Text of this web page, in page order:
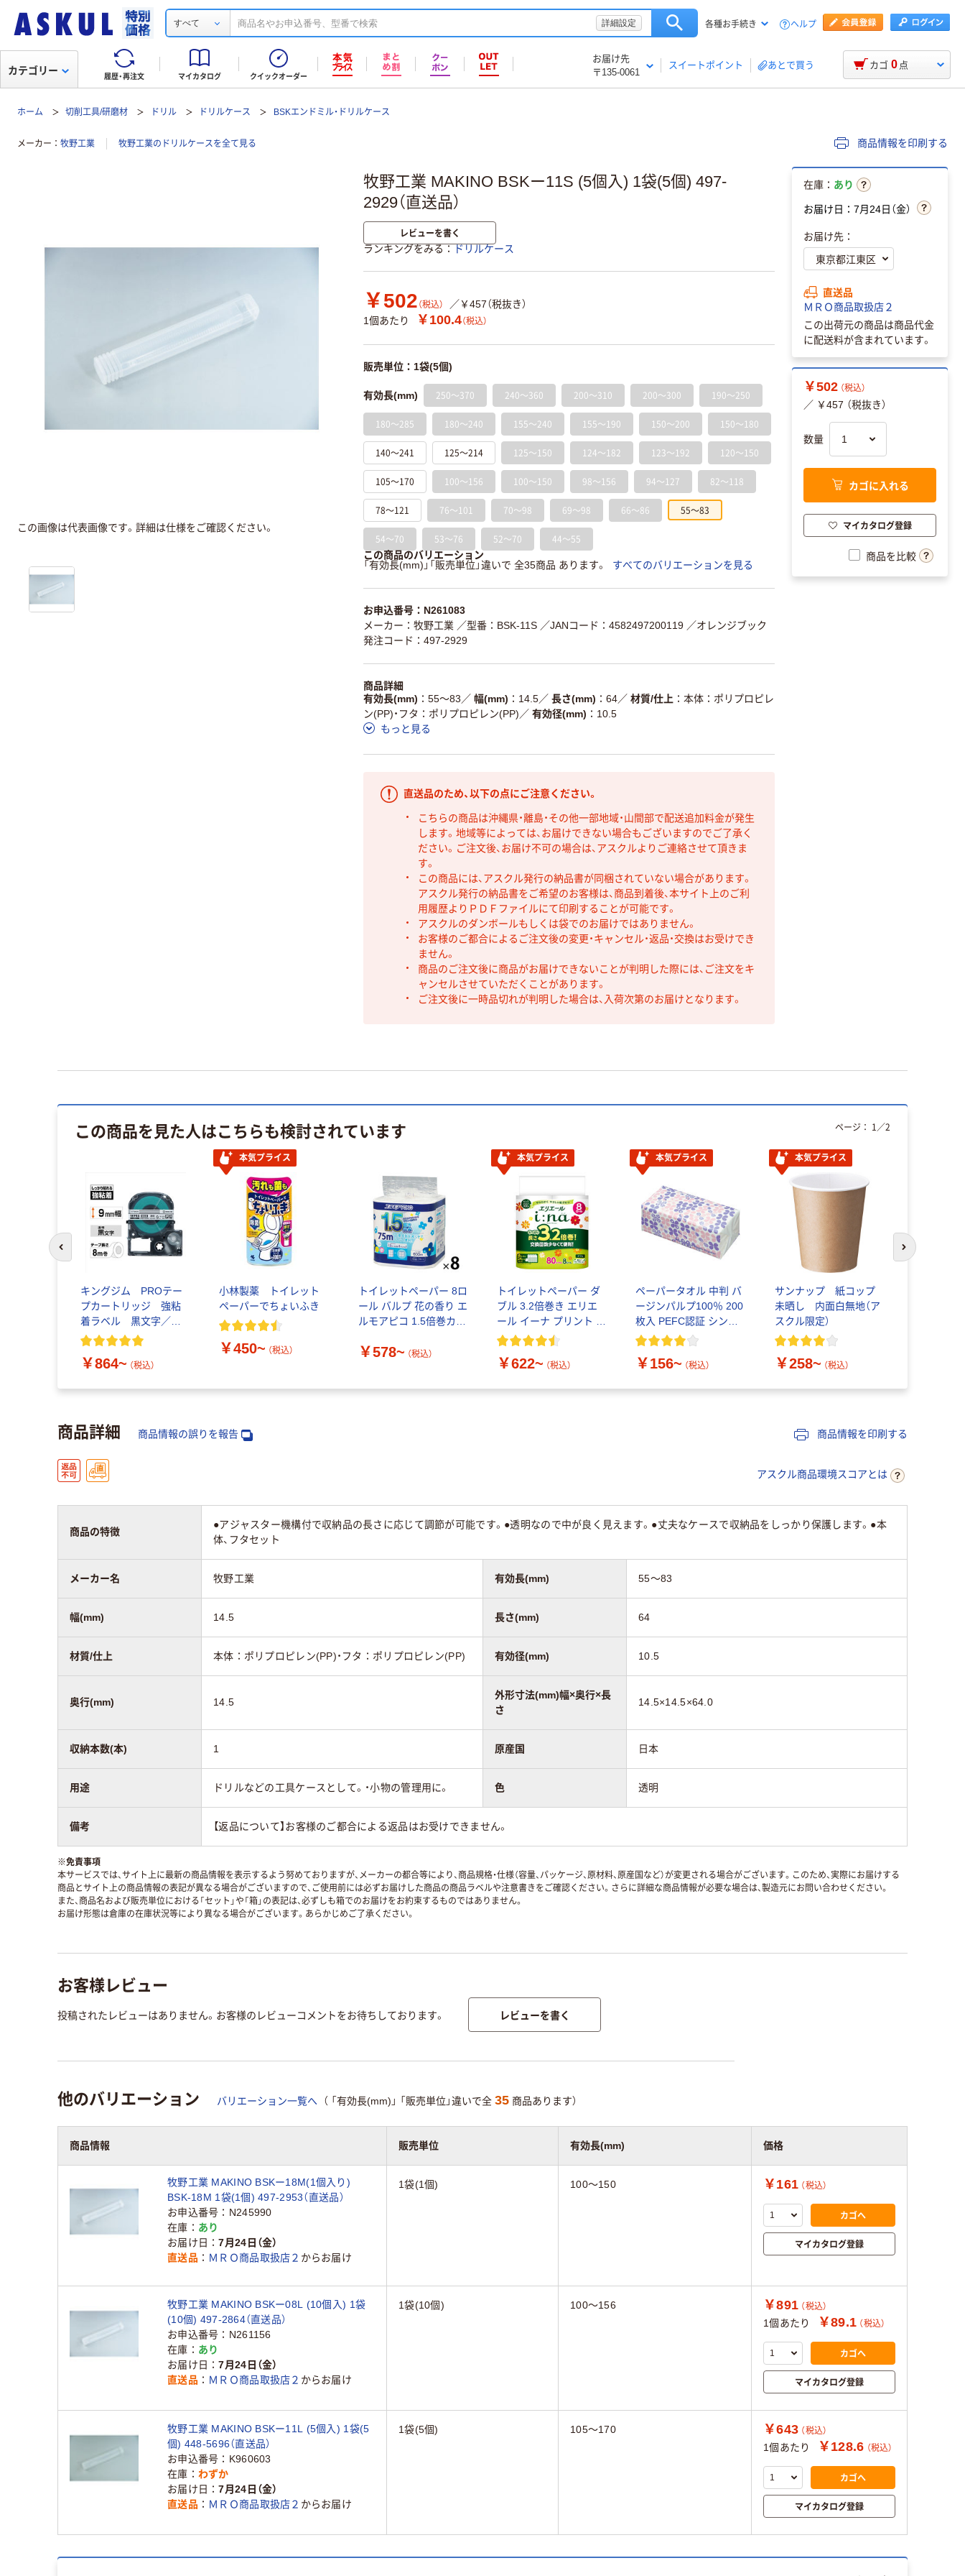
すべて 詳細設定 各種お手続き ヘルプ
履歴・再注文 マイカタログ クイックオーダー
お届け先
〒135-0061
スイートポイント あとで買う
カテゴリー カゴ 0 点
ホーム 切削工具/研磨材 ドリル ドリルケース BSKエンドミル・ドリルケース
メーカー 牧野工業 牧野工業のドリルケースを全て見る 商品情報を印刷する
牧野工業 MAKINO BSKー11S (5個入) 1袋(5個) 497-
2929（直送品）
レビューを書く
ランキングをみる ドリルケース
￥502 （税込）
／￥457（税抜き）
1個あたり
￥100.4（税込）
販売単位：1袋(5個)
有効長(mm) 250～370 240～360 200～310 200～300 190～250
180～285 180～240 155～240 155～190 150～200 150～180
140～241 125～214 125～150 124～182 123～192 120～150
105～170 100～156 100～150 98～156 94～127 82～118
78～121 76～101 70～98 69～98 66～86 55～83
54～70 53～76 52～70 44～55
この商品のバリエーション
「有効長(mm)」「販売単位」違いで 全35商品 あります。
すべてのバリエーションを見る
お申込番号：N261083
メーカー：牧野工業 ／型番：BSK-11S ／JANコード：4582497200119 ／オレンジブック
発注コード：497-2929
商品詳細
有効長(mm)
55～83 ／ 幅(mm) 14.5／ 長さ(mm) 64／ 材質/仕上
本体：ポリプロピレ
ン(PP)・フタ：ポリプロピレン(PP) ／ 有効径(mm)
10.5
もっと見る
直送品のため、以下の点にご注意ください。
こちらの商品は沖縄県・離島・その他一部地域・山間部で配送追加料金が発生
します。地域等によっては、お届けできない場合もございますのでご了承く
ださい。ご注文後、お届け不可の場合は、アスクルよりご連絡させて頂きま
す。
この商品には、アスクル発行の納品書が同梱されていない場合があります。
アスクル発行の納品書をご希望のお客様は、商品到着後、本サイト上のご利
用履歴よりＰＤＦファイルにて印刷することが可能です。
アスクルのダンボールもしくは袋でのお届けではありません。
お客様のご都合によるご注文後の変更・キャンセル・返品・交換はお受けでき
ません。
商品のご注文後に商品がお届けできないことが判明した際には、ご注文をキ
ャンセルさせていただくことがあります。
ご注文後に一時品切れが判明した場合は、入荷次第のお届けとなります。
この画像は代表画像です。詳細は仕様をご確認ください。
在庫： あり
お届け日：7月24日（金）
お届け先：
直送品
ＭＲＯ商品取扱店２
この出荷元の商品は商品代金
に配送料が含まれています。
￥502 （税込）
／ ￥457 （税抜き）
数量
カゴに入れる
マイカタログ登録
商品を比較
この商品を見た人はこちらも検討されています
キングジム PROテー
プカートリッジ 強粘
着ラベル 黒文字／赤
文字
￥864~ （税込）
本気プライス
小林製薬 トイレット
ペーパーでちょいふき
￥450~ （税込）
トイレットペーパー 8ロ
ール バルプ 花の香り エ
ルモアピコ 1.5倍巻カミ
￥578~ （税込）
本気プライス
トイレットペーパー ダ
ブル 3.2倍巻き エリエ
ール イーナ プリント 大
王製紙
￥622~ （税込）
本気プライス
ペーパータオル 中判 バ
ージンパルプ100％ 200
枚入 PEFC認証 シング
ル アスクルオリジナル
￥156~ （税込）
本気プライス
サンナップ 紙コップ
未晒し 内面白無地（ア
スクル限定）
￥258~ （税込）
ページ： 1 ／2
前のスライドへ 次のスライド
商品詳細 商品情報の誤りを報告 商品情報を印刷する
アスクル商品環境スコアとは
商品の特徴
●アジャスター機構付で収納品の長さに応じて調節が可能です。●透明なので中が良く見えます。●丈夫なケースで収納品をしっかり保護します。●本
体、フタセット
メーカー名 牧野工業 有効長(mm) 55～83
幅(mm) 14.5 長さ(mm) 64
材質/仕上 本体：ポリプロピレン(PP)・フタ：ポリプロピレン(PP) 有効径(mm) 10.5
奥行(mm) 14.5
外形寸法(mm)幅×奥行×長
さ
14.5×14.5×64.0
収納本数(本) 1 原産国 日本
用途 ドリルなどの工具ケースとして。・小物の管理用に。 色 透明
備考 【返品について】お客様のご都合による返品はお受けできません。
※免責事項
本サービスでは、サイト上に最新の商品情報を表示するよう努めておりますが、メーカーの都合等により、商品規格・仕様（容量、パッケージ、原材料、原産国など）が変更される場合がございます。このため、実際にお届けする
商品とサイト上の商品情報の表記が異なる場合がございますので、ご使用前には必ずお届けした商品の商品ラベルや注意書きをご確認ください。さらに詳細な商品情報が必要な場合は、製造元にお問い合わせください。
また、商品名および販売単位における「セット」や「箱」の表記は、必ずしも箱でのお届けをお約束するものではありません。
お届け形態は倉庫の在庫状況等により異なる場合がございます。あらかじめご了承ください。
お客様レビュー
投稿されたレビューはありません。お客様のレビューコメントをお待ちしております。 レビューを書く
他のバリエーション バリエーション一覧へ （ 「有効長(mm)」 「販売単位」違いで全 35 商品あります）
商品情報 販売単位 有効長(mm) 価格
牧野工業 MAKINO BSKー18M(1個入り)
BSK-18M 1袋(1個) 497-2953（直送品）
お申込番号
N245990
在庫
あり
お届け日
7月24日（金）
直送品
ＭＲＯ商品取扱店２ からお届け
1袋(1個) 100～150 ￥161 （税込）
カゴへ
マイカタログ登録
牧野工業 MAKINO BSKー08L (10個入) 1袋
(10個) 497-2864（直送品）
お申込番号
N261156
在庫
あり
お届け日
7月24日（金）
直送品
ＭＲＯ商品取扱店２ からお届け
1袋(10個) 100～156 ￥891 （税込）
1個あたり ￥89.1 （税込）
カゴへ
マイカタログ登録
牧野工業 MAKINO BSKー11L (5個入) 1袋(5
個) 448-5696（直送品）
お申込番号
K960603
在庫
わずか
お届け日
7月24日（金）
直送品
ＭＲＯ商品取扱店２ からお届け
1袋(5個) 105～170 ￥643 （税込）
1個あたり ￥128.6 （税込）
カゴへ
マイカタログ登録